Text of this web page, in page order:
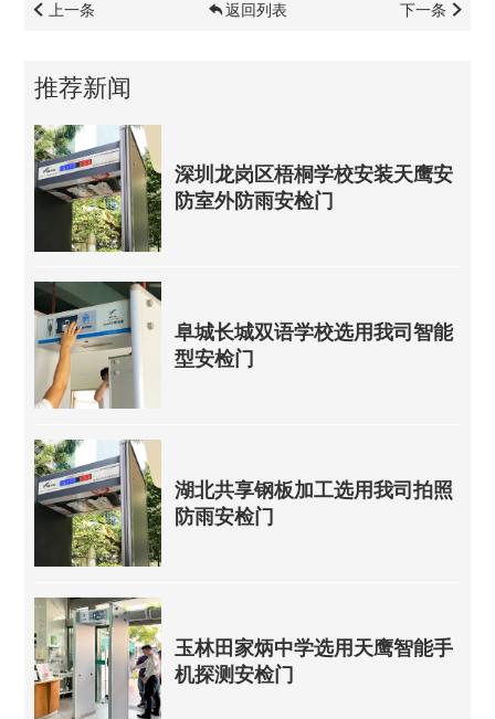
上一条 返回列表 下一条
推荐新闻
深圳龙岗区梧桐学校安装天鹰安
防室外防雨安检门
阜城长城双语学校选用我司智能
型安检门
湖北共享钢板加工选用我司拍照
防雨安检门
玉林田家炳中学选用天鹰智能手
机探测安检门